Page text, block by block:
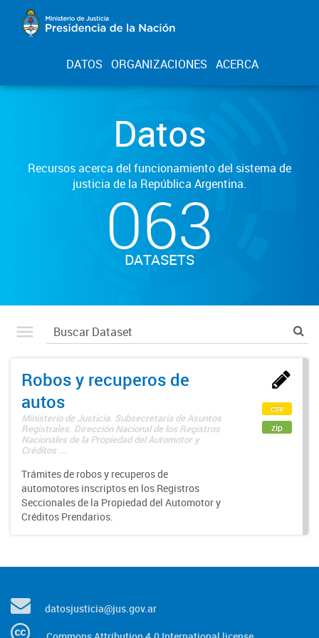
DATOS ORGANIZACIONES ACERCA
Datos
Recursos acerca del funcionamiento del sistema de
justicia de la República Argentina.
063
DATASETS
Robos y recuperos de
autos
Ministerio de Justicia. Subsecretaría de Asuntos
Registrales. Dirección Nacional de los Registros
Nacionales de la Propiedad del Automotor y
Créditos ...
Trámites de robos y recuperos de
automotores inscriptos en los Registros
Seccionales de la Propiedad del Automotor y
Créditos Prendarios.
csv
zip
datosjusticia@jus.gov.ar